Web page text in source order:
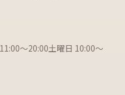
～20:00土曜日 10:00～